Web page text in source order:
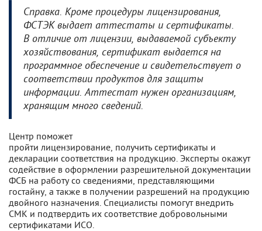
Справка. Кроме процедуры лицензирования,
ФСТЭК выдает аттестаты и сертификаты.
В отличие от лицензии, выдаваемой субъекту
хозяйствования, сертификат выдается на
программное обеспечение и свидетельствует о
соответствии продуктов для защиты
информации. Аттестат нужен организациям,
хранящим много сведений.
Центр поможет
пройти лицензирование, получить сертификаты и
декларации соответствия на продукцию. Эксперты окажут
содействие в оформлении разрешительной документации
ФСБ на работу со сведениями, представляющими
гостайну, а также в получении разрешений на продукцию
двойного назначения. Специалисты помогут внедрить
СМК и подтвердить их соответствие добровольными
сертификатами ИСО.